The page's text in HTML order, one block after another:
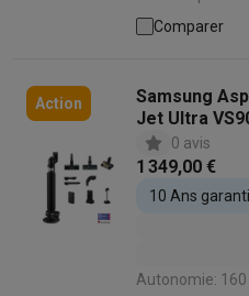
miettes intégré:
Comparer
Action
Samsung
Jet Ultra
0 avis
1 349,00 €
10 Ans
Autonomie: 160